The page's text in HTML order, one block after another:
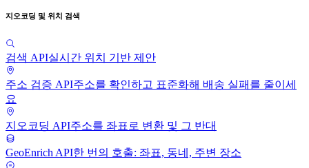
지오코딩 및 위치 검색
검색 API실시간 위치 기반 제안
주소 검증 API주소를 확인하고 표준화해 배송 실패를 줄이세
요
지오코딩 API주소를 좌표로 변환 및 그 반대
GeoEnrich API한 번의 호출: 좌표, 동네, 주변 장소